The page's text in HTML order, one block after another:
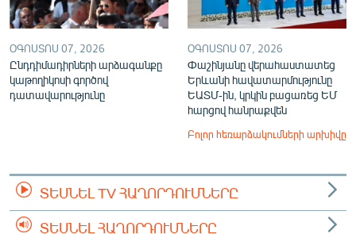
ՕԳՈՍՏՈՍ 07, 2026
Ընդդիմադիրների արձագանքը
կաթողիկոսի գործով
դատավարությունը
ՕԳՈՍՏՈՍ 07, 2026
Փաշինյանը վերահաստատեց
Երևանի հավատարմությունը
ԵԱՏՄ-ին, կրկին բացառեց ԵՄ
հարցով հանրաքվեն
Բոլոր հեռարձակումների արխիվը
ՏԵՍՆԵԼ TV ՀԱՂՈՐԴՈՒՄՆԵՐԸ
ՏԵՍՆԵԼ ՀԱՂՈՐԴՈՒՄՆԵՐԸ